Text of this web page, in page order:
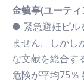
金毓亭(ユーテ
● 緊急避妊ピル
ません。しかし
な文献を総合す
危険が平均75％